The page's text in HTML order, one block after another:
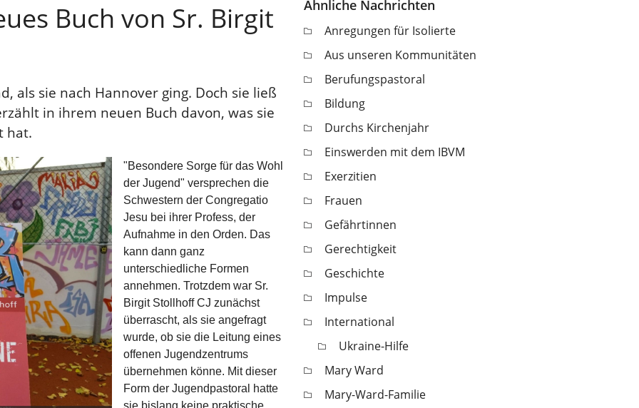
Buch von Sr. Birgit
als sie nach Hannover ging. Doch sie ließ
in ihrem neuen Buch davon, was sie
hat.
"Besondere Sorge für das Wohl
der Jugend" versprechen die
Schwestern der Congregatio
Jesu bei ihrer Profess, der
Aufnahme in den Orden. Das
kann dann ganz
unterschiedliche Formen
annehmen. Trotzdem war Sr.
Birgit Stollhoff CJ zunächst
überrascht, als sie angefragt
wurde, ob sie die Leitung eines
offenen Jugendzentrums
übernehmen könne. Mit dieser
Form der Jugendpastoral hatte
sie bislang keine praktische
Ähnliche Nachrichten
Anregungen für Isolierte
Aus unseren Kommunitäten
Berufungspastoral
Bildung
Durchs Kirchenjahr
Einswerden mit dem IBVM
Exerzitien
Frauen
Gefährtinnen
Gerechtigkeit
Geschichte
Impulse
International
Ukraine-Hilfe
Mary Ward
Mary-Ward-Familie